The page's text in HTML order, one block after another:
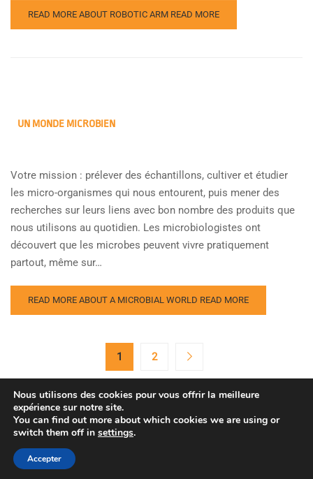
READ MORE ABOUT ROBOTIC ARM READ MORE
UN MONDE MICROBIEN
Votre mission : prélever des échantillons, cultiver et étudier
les micro-organismes qui nous entourent, puis mener des
recherches sur leurs liens avec bon nombre des produits que
nous utilisons au quotidien. Les microbiologistes ont
découvert que les microbes peuvent vivre pratiquement
partout, même sur…
READ MORE ABOUT A MICROBIAL WORLD READ MORE
1 2
Copyright © Agence spatiale européenne. Tous droits
réservés.
Nous utilisons des cookies pour vous offrir la meilleure
expérience sur notre site.
You can find out more about which cookies we are using or
switch them off in settings.
Accepter